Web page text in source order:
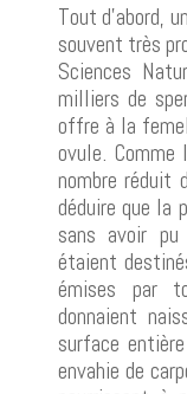
Tout d'abord,
souvent très
Sciences
milliers de
offre à la
ovule.
nombre réduit
déduire que la
sans avoir
étaient
émises par
donnaient
surface
envahie de